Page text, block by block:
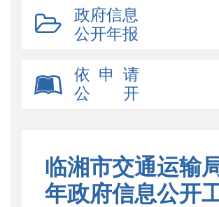
政府信息
公开年报
依 申 请
公 开
临湘市交通运输
年政府信息公开